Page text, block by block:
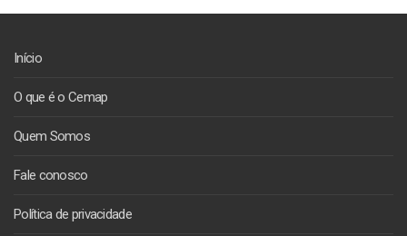
Início
O que é o Cemap
Quem Somos
Fale conosco
Política de privacidade